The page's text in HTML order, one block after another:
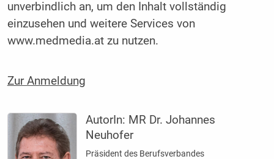
unverbindlich an, um den Inhalt vollständig
einzusehen und weitere Services von
www.medmedia.at zu nutzen.
Zur Anmeldung
AutorIn: MR Dr. Johannes
Neuhofer
Präsident des Berufsverbandes